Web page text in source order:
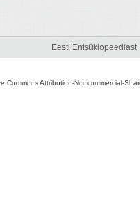
Eesti Entsüklopeediast
Commons Attribution-Noncommercial-